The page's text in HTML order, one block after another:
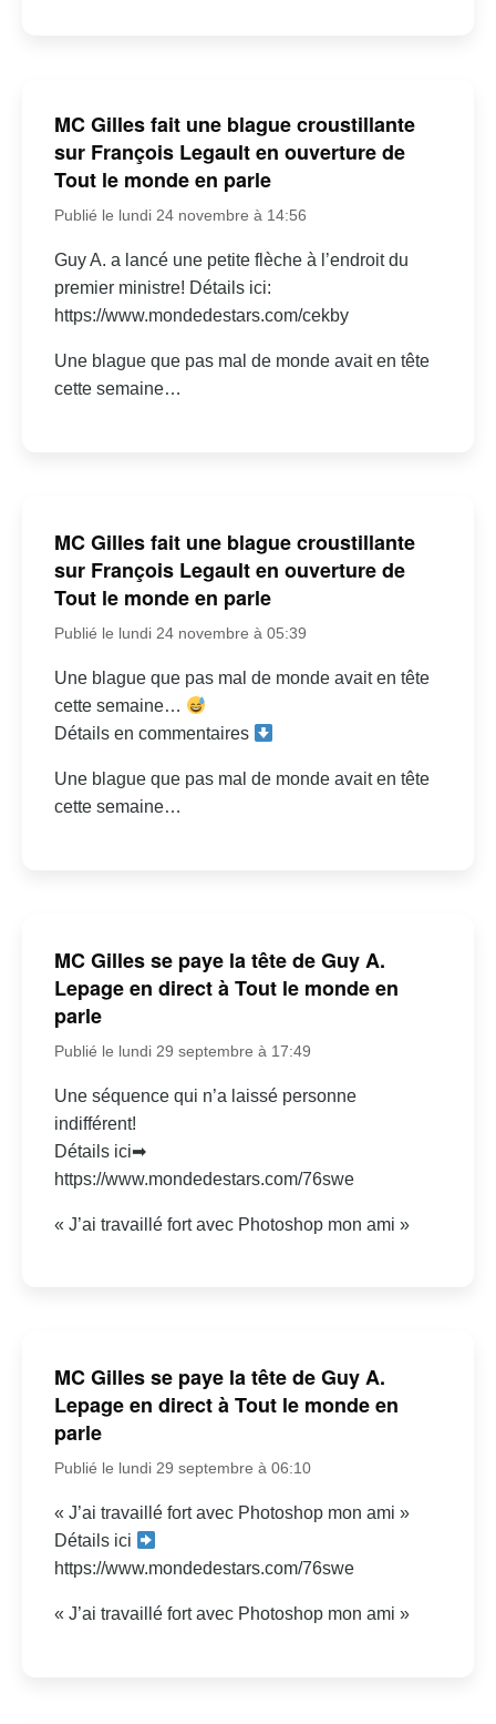
MC Gilles fait une blague croustillante
sur François Legault en ouverture de
Tout le monde en parle
Publié le lundi 24 novembre à 14:56
Guy A. a lancé une petite flèche à l’endroit du
premier ministre! Détails ici:
https://www.mondedestars.com/cekby
Une blague que pas mal de monde avait en tête
cette semaine…
MC Gilles fait une blague croustillante
sur François Legault en ouverture de
Tout le monde en parle
Publié le lundi 24 novembre à 05:39
Une blague que pas mal de monde avait en tête
cette semaine…
Détails en commentaires
Une blague que pas mal de monde avait en tête
cette semaine…
MC Gilles se paye la tête de Guy A.
Lepage en direct à Tout le monde en
parle
Publié le lundi 29 septembre à 17:49
Une séquence qui n’a laissé personne
indifférent!
Détails ici➡
https://www.mondedestars.com/76swe
« J’ai travaillé fort avec Photoshop mon ami »
MC Gilles se paye la tête de Guy A.
Lepage en direct à Tout le monde en
parle
Publié le lundi 29 septembre à 06:10
« J’ai travaillé fort avec Photoshop mon ami »
Détails ici
https://www.mondedestars.com/76swe
« J’ai travaillé fort avec Photoshop mon ami »